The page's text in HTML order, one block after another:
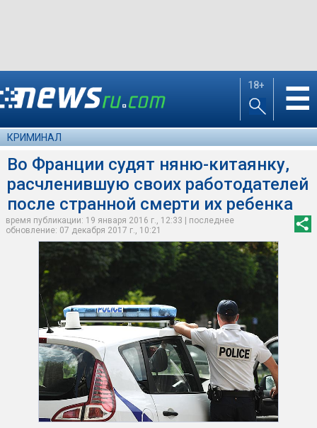
18+ ☰
КРИМИНАЛ
Во Франции судят няню-китаянку,
расчленившую своих работодателей
после странной смерти их ребенка
время публикации: 19 января 2016 г., 12:33 | последнее
обновление: 07 декабря 2017 г., 10:21